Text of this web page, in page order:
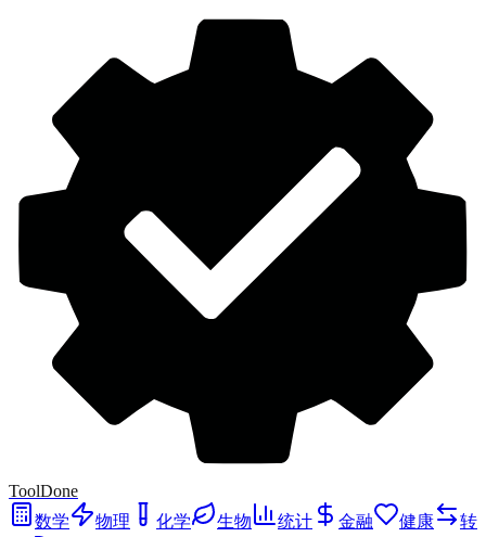
ToolDone
数学
物理 化学 生物 统计 金融 健康
转